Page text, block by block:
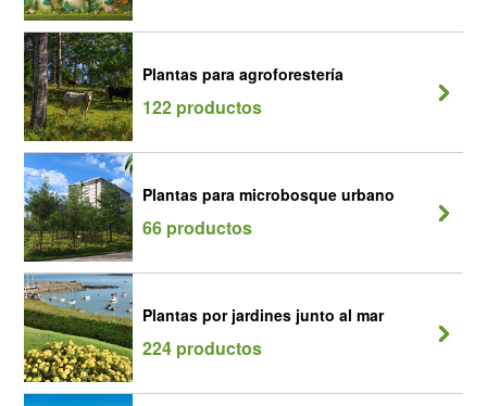
Plantas para agroforestería
122 productos
Plantas para microbosque urbano
66 productos
Plantas por jardines junto al mar
224 productos